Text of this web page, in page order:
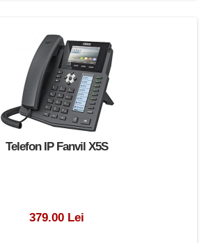
Telefon IP Fanvil X5S
379.00 Lei